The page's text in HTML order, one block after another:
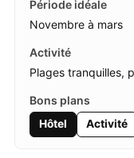
Novembre à mars
Plages tranquilles,
Hôtel Activité